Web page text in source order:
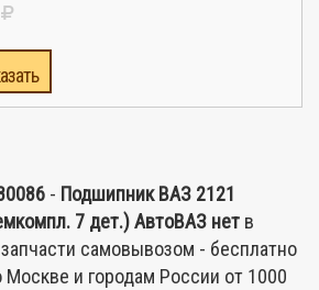
- Подшипник ВАЗ 2121
7 дет.) АвтоВАЗ нет в
самовывозом - бесплатно
Москве и городам России от 1000